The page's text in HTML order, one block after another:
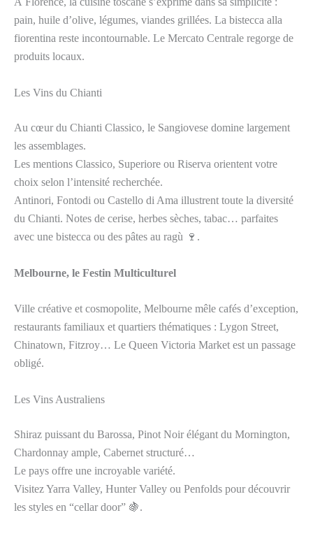
pain, huile d’olive, légumes, viandes grillées. La bistecca alla
fiorentina reste incontournable. Le Mercato Centrale regorge de
produits locaux.
Les Vins du Chianti
Au cœur du Chianti Classico, le Sangiovese domine largement
les assemblages.
Les mentions Classico, Superiore ou Riserva orientent votre
choix selon l’intensité recherchée.
Antinori, Fontodi ou Castello di Ama illustrent toute la diversité
du Chianti. Notes de cerise, herbes sèches, tabac… parfaites
avec une bistecca ou des pâtes au ragù 🍷.
Melbourne, le Festin Multiculturel
Ville créative et cosmopolite, Melbourne mêle cafés d’exception,
restaurants familiaux et quartiers thématiques : Lygon Street,
Chinatown, Fitzroy… Le Queen Victoria Market est un passage
obligé.
Les Vins Australiens
Shiraz puissant du Barossa, Pinot Noir élégant du Mornington,
Chardonnay ample, Cabernet structuré…
Le pays offre une incroyable variété.
Visitez Yarra Valley, Hunter Valley ou Penfolds pour découvrir
les styles en “cellar door” 🍇.